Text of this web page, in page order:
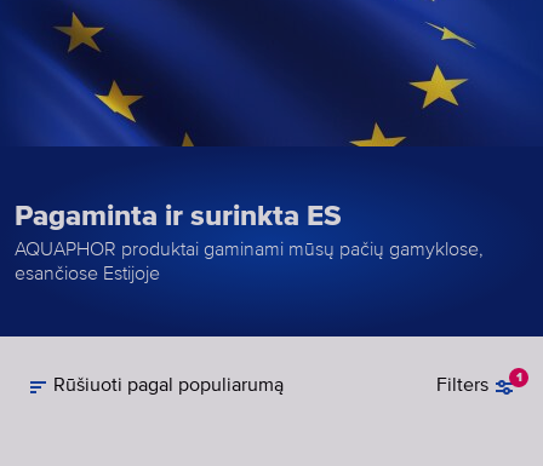
Pagaminta ir surinkta ES
AQUAPHOR produktai gaminami mūsų pačių gamyklose,
esančiose Estijoje
Filters 1
Rūšiuoti pagal populiarumą